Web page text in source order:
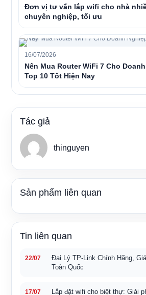
Đơn vị tư vấn lắp wifi cho nhà
chuyên nghiệp, tối ưu
16/07/2026
Nên Mua Router WiFi 7 Cho
Top 10 Tốt Hiện Nay
Tác giả
thinguyen
Sản phẩm liên quan
Tin liên quan
22/07
Đại Lý TP-Link Chính Hãng,
Toàn Quốc
17/07
Lắp đặt wifi cho biệt thự: Giải